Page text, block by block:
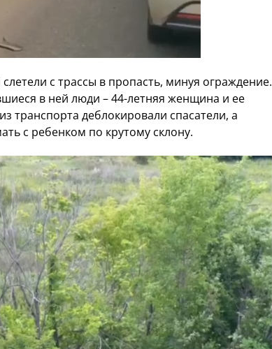
с трассы в пропасть, минуя ограждение.
в ней люди – 44-летняя женщина и ее
транспорта деблокировали спасатели, а
с ребенком по крутому склону.